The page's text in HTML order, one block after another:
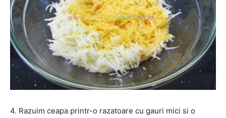
4. Razuim ceapa printr-o razatoare cu gauri mici si o